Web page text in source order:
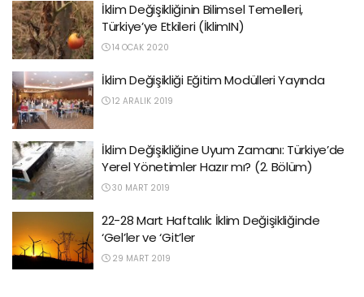
İklim Değişikliğinin Bilimsel Temelleri,
Türkiye’ye Etkileri (İklimIN)
14 OCAK 2020
İklim Değişikliği Eğitim Modülleri Yayında
12 ARALIK 2019
İklim Değişikliğine Uyum Zamanı: Türkiye’de
Yerel Yönetimler Hazır mı? (2. Bölüm)
30 MART 2019
22-28 Mart Haftalık: İklim Değişikliğinde
‘Gel’ler ve ‘Git’ler
29 MART 2019